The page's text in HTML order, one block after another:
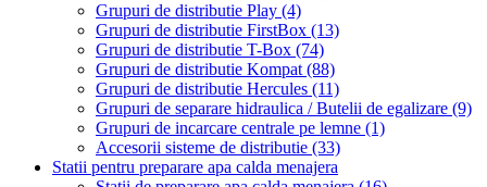
Grupuri de distributie Play (4)
Grupuri de distributie FirstBox (13)
Grupuri de distributie T-Box (74)
Grupuri de distributie Kompat (88)
Grupuri de distributie Hercules (11)
Grupuri de separare hidraulica / Butelii de egalizare (9)
Grupuri de incarcare centrale pe lemne (1)
Accesorii sisteme de distributie (33)
Statii pentru preparare apa calda menajera